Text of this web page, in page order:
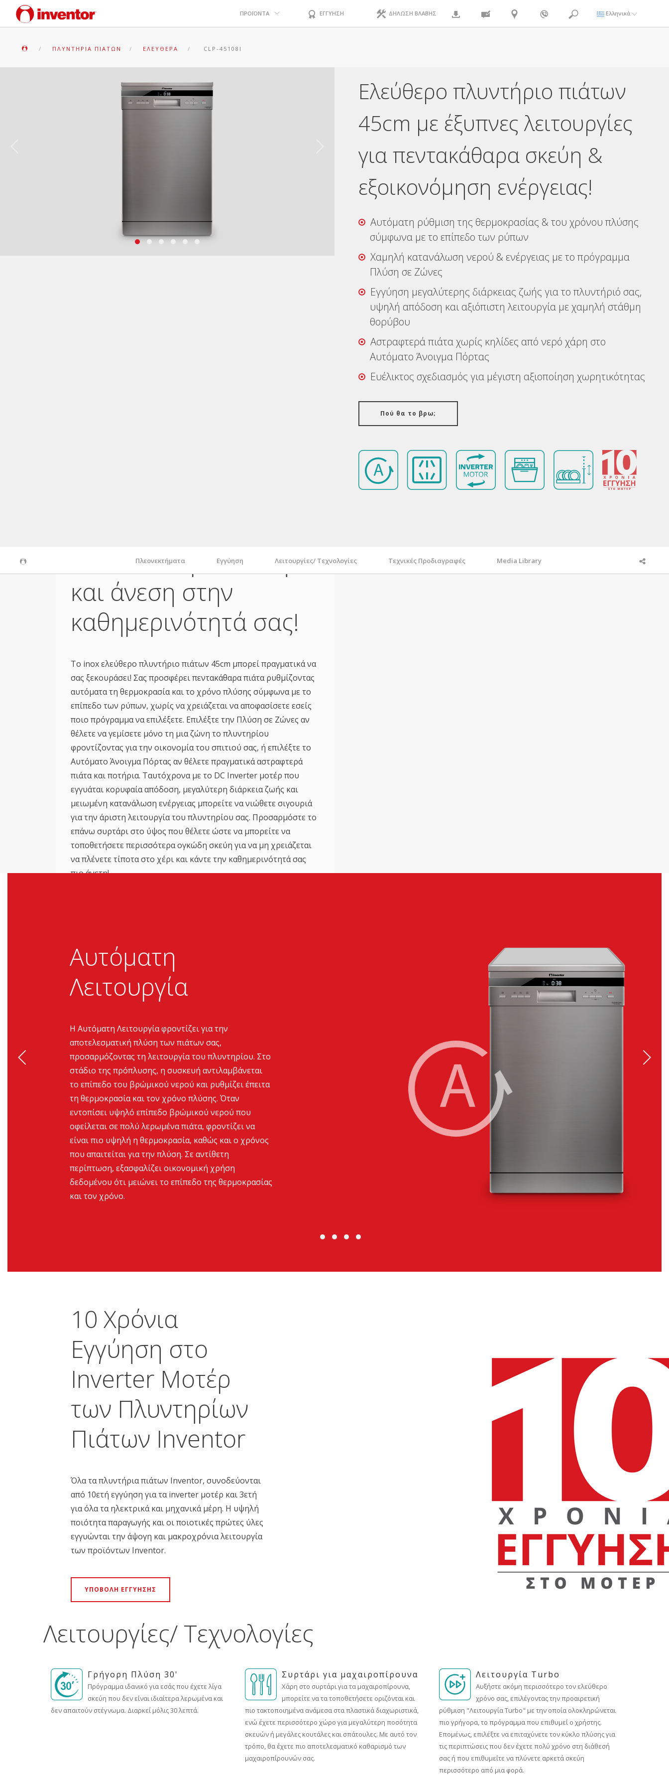
ΠΡΟΪΟΝΤΑ ΕΓΓΥΗΣΗ ΔΗΛΩΣΗ ΒΛΑΒΗΣ Ελληνικά
ΠΛΥΝΤΉΡΙΑ ΠΙΆΤΩΝ ΕΛΕΎΘΕΡΑ CLP-45108I
Ελεύθερο πλυντήριο πιάτων
45cm με έξυπνες λειτουργίες
για πεντακάθαρα σκεύη &
εξοικονόμηση ενέργειας!
Αυτόματη ρύθμιση της θερμοκρασίας & του χρόνου πλύσης
σύμφωνα με το επίπεδο των ρύπων
Χαμηλή κατανάλωση νερού & ενέργειας με το πρόγραμμα
Πλύση σε Ζώνες
Εγγύηση μεγαλύτερης διάρκειας ζωής για το πλυντήριό σας,
υψηλή απόδοση και αξιόπιστη λειτουργία με χαμηλή στάθμη
θορύβου
Αστραφτερά πιάτα χωρίς κηλίδες από νερό χάρη στο
Αυτόματο Άνοιγμα Πόρτας
Ευέλικτος σχεδιασμός για μέγιστη αξιοποίηση χωρητικότητας
Πού θα το βρω;
Πλεονεκτήματα Εγγύηση Λειτουργίες/ Τεχνολογίες Τεχνικές Προδιαγραφές Media Library
Πεντακάθαρα σκεύη
και άνεση στην
καθημερινότητά σας!
Το inox ελεύθερο πλυντήριο πιάτων 45cm μπορεί πραγματικά να
σας ξεκουράσει! Σας προσφέρει πεντακάθαρα πιάτα ρυθμίζοντας
αυτόματα τη θερμοκρασία και το χρόνο πλύσης σύμφωνα με το
επίπεδο των ρύπων, χωρίς να χρειάζεται να αποφασίσετε εσείς
ποιο πρόγραμμα να επιλέξετε. Επιλέξτε την Πλύση σε Ζώνες αν
θέλετε να γεμίσετε μόνο τη μια ζώνη το πλυντηρίου
φροντίζοντας για την οικονομία του σπιτιού σας, ή επιλέξτε το
Αυτόματο Άνοιγμα Πόρτας αν θέλετε πραγματικά αστραφτερά
πιάτα και ποτήρια. Ταυτόχρονα με το DC Inverter μοτέρ που
εγγυάται κορυφαία απόδοση, μεγαλύτερη διάρκεια ζωής και
μειωμένη κατανάλωση ενέργειας μπορείτε να νιώθετε σιγουριά
για την άριστη λειτουργία του πλυντηρίου σας. Προσαρμόστε το
επάνω συρτάρι στο ύψος που θέλετε ώστε να μπορείτε να
τοποθετήσετε περισσότερα ογκώδη σκεύη για να μη χρειάζεται
να πλένετε τίποτα στο χέρι και κάντε την καθημερινότητά σας
πιο άνετη!
Αυτόματη
Λειτουργία
Η Αυτόματη Λειτουργία φροντίζει για την
αποτελεσματική πλύση των πιάτων σας,
προσαρμόζοντας τη λειτουργία του πλυντηρίου. Στο
στάδιο της πρόπλυσης, η συσκευή αντιλαμβάνεται
το επίπεδο του βρώμικού νερού και ρυθμίζει έπειτα
τη θερμοκρασία και τον χρόνο πλύσης. Όταν
εντοπίσει υψηλό επίπεδο βρώμικού νερού που
οφείλεται σε πολύ λερωμένα πιάτα, φροντίζει να
είναι πιο υψηλή η θερμοκρασία, καθώς και ο χρόνος
που απαιτείται για την πλύση. Σε αντίθετη
περίπτωση, εξασφαλίζει οικονομική χρήση
δεδομένου ότι μειώνει το επίπεδο της θερμοκρασίας
και τον χρόνο.
10 Χρόνια
Εγγύηση στο
Inverter Μοτέρ
των Πλυντηρίων
Πιάτων Inventor
Όλα τα πλυντήρια πιάτων Inventor, συνοδεύονται
από 10ετή εγγύηση για τα inverter μοτέρ και 3ετή
για όλα τα ηλεκτρικά και μηχανικά μέρη. Η υψηλή
ποιότητα παραγωγής και οι ποιοτικές πρώτες ύλες
εγγυώνται την άψογη και μακροχρόνια λειτουργία
των προϊόντων Inventor.
ΥΠΟΒΟΛΗ ΕΓΓΥΗΣΗΣ
Λειτουργίες/ Τεχνολογίες
Γρήγορη Πλύση 30'
Πρόγραμμα ιδανικό για εσάς που έχετε λίγα
σκεύη που δεν είναι ιδιαίτερα λερωμένα και
δεν απαιτούν στέγνωμα. Διαρκεί μόλις 30 λεπτά.
Συρτάρι για μαχαιροπίρουνα
Χάρη στο συρτάρι για τα μαχαιροπίρουνα,
μπορείτε να τα τοποθετήσετε οριζόνται και
πιο τακτοποιημένα ανάμεσα στα πλαστικά διαχωριστικά,
ενώ έχετε περισσότερο χώρο για μεγαλύτερη ποσότητα
σκευών ή μεγάλες κουτάλες και σπάτουλες. Με αυτό τον
τρόπο, θα έχετε πιο αποτελεσματικό καθαρισμό των
μαχαιροπίρουνών σας.
Λειτουργία Turbo
Αυξήστε ακόμη περισσότερο τον ελεύθερο
χρόνο σας, επιλέγοντας την προαιρετική
ρύθμιση "Λειτουργία Turbo" με την οποία ολοκληρώνεται
πιο γρήγορα, το πρόγραμμα που επιθυμεί ο χρήστης.
Επομένως, επιλέξτε να επιταχύνετε τον κύκλο πλύσης για
τις περιπτώσεις που δεν έχετε πολύ χρόνο στη διάθεσή
σας ή που επιθυμείτε να πλύνετε αρκετά σκεύη
περισσότερο από μια φορά.